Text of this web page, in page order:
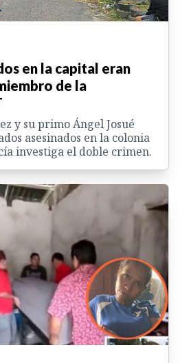
en la capital eran
de la
y su primo Ángel Josué
asesinados en la colonia
investiga el doble crimen.